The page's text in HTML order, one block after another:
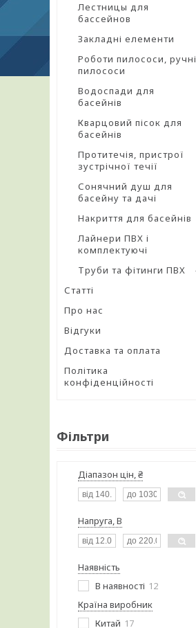
Лестницы для
бассейнов
Закладні елементи
Роботи пилососи, ручні
пилососи
Водоспади для
басейнів
Кварцовий пісок для
басейнів
Протитечія, пристрої
зустрічної течії
Сонячний душ для
басейну та дачі
Накриття для басейнів
Лайнери ПВХ і
комплектуючі
Труби та фітинги ПВХ
Статті
Про нас
Відгуки
Доставка та оплата
Політика
конфіденційності
Фільтри
Діапазон цін, ₴
Напруга, В
Наявність
В наявності 12
Країна виробник
Китай 17